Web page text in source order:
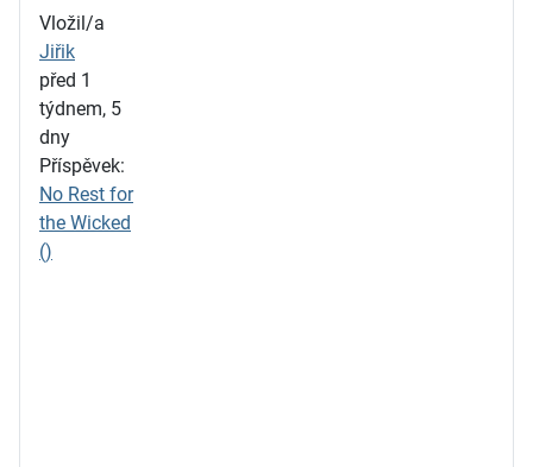
Vložil/a
Jiřik
před 1
týdnem, 5
dny
Příspěvek:
No Rest for
the Wicked
()